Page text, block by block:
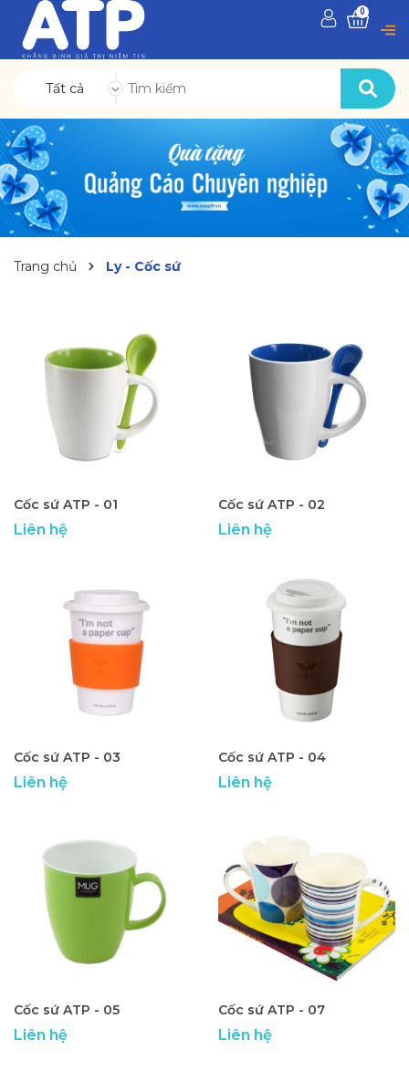
Tất cả
0
Trang chủ Ly - Cốc sứ
Cốc sứ ATP - 01
Liên hệ
Cốc sứ ATP - 02
Liên hệ
Cốc sứ ATP - 03
Liên hệ
Cốc sứ ATP - 04
Liên hệ
Cốc sứ ATP - 05
Liên hệ
Cốc sứ ATP - 07
Liên hệ